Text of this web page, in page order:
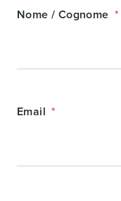
Nome / Cognome
Email